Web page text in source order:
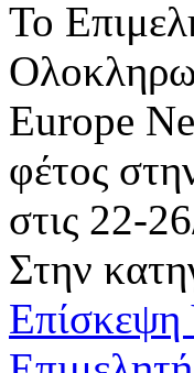
Το
Europe
φέτος
στις 22-
Στην
Επίσκεψη